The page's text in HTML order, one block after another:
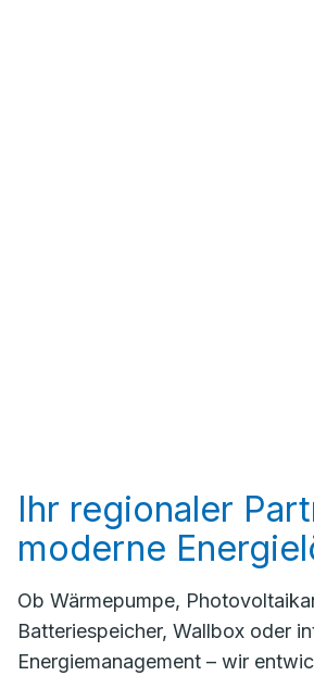
Ihr regionaler
moderne
Ob Wärmepumpe,
Batteriespeicher, Wallbox oder
Energiemanagement – wir